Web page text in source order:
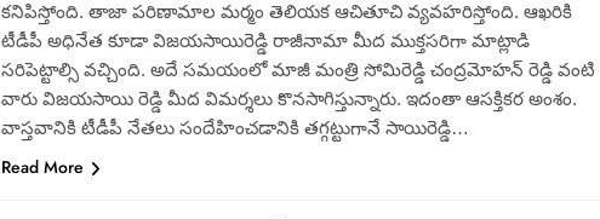
కనిపిస్తోంది. తాజా పరిణామాల మర్మం తెలియక ఆచితూచి వ్యవహరిస్తోంది. ఆఖరికి
టీడీపీ అధినేత కూడా విజయసాయిరెడ్డి రాజీనామా మీద ముక్తసరిగా మాట్లాడి
సరిపెట్టాల్సి వచ్చింది. అదే సమయంలో మాజీ మంత్రి సోమిరెడ్డి చంద్రమోహన్ రెడ్డి వంటి
వారు విజయసాయి రెడ్డి మీద విమర్శలు కొనసాగిస్తున్నారు. ఇదంతా ఆసక్తికర అంశం.
వాస్తవానికి టీడీపీ నేతలు సందేహించడానికి తగ్గట్టుగానే సాయిరెడ్డి…
Read More